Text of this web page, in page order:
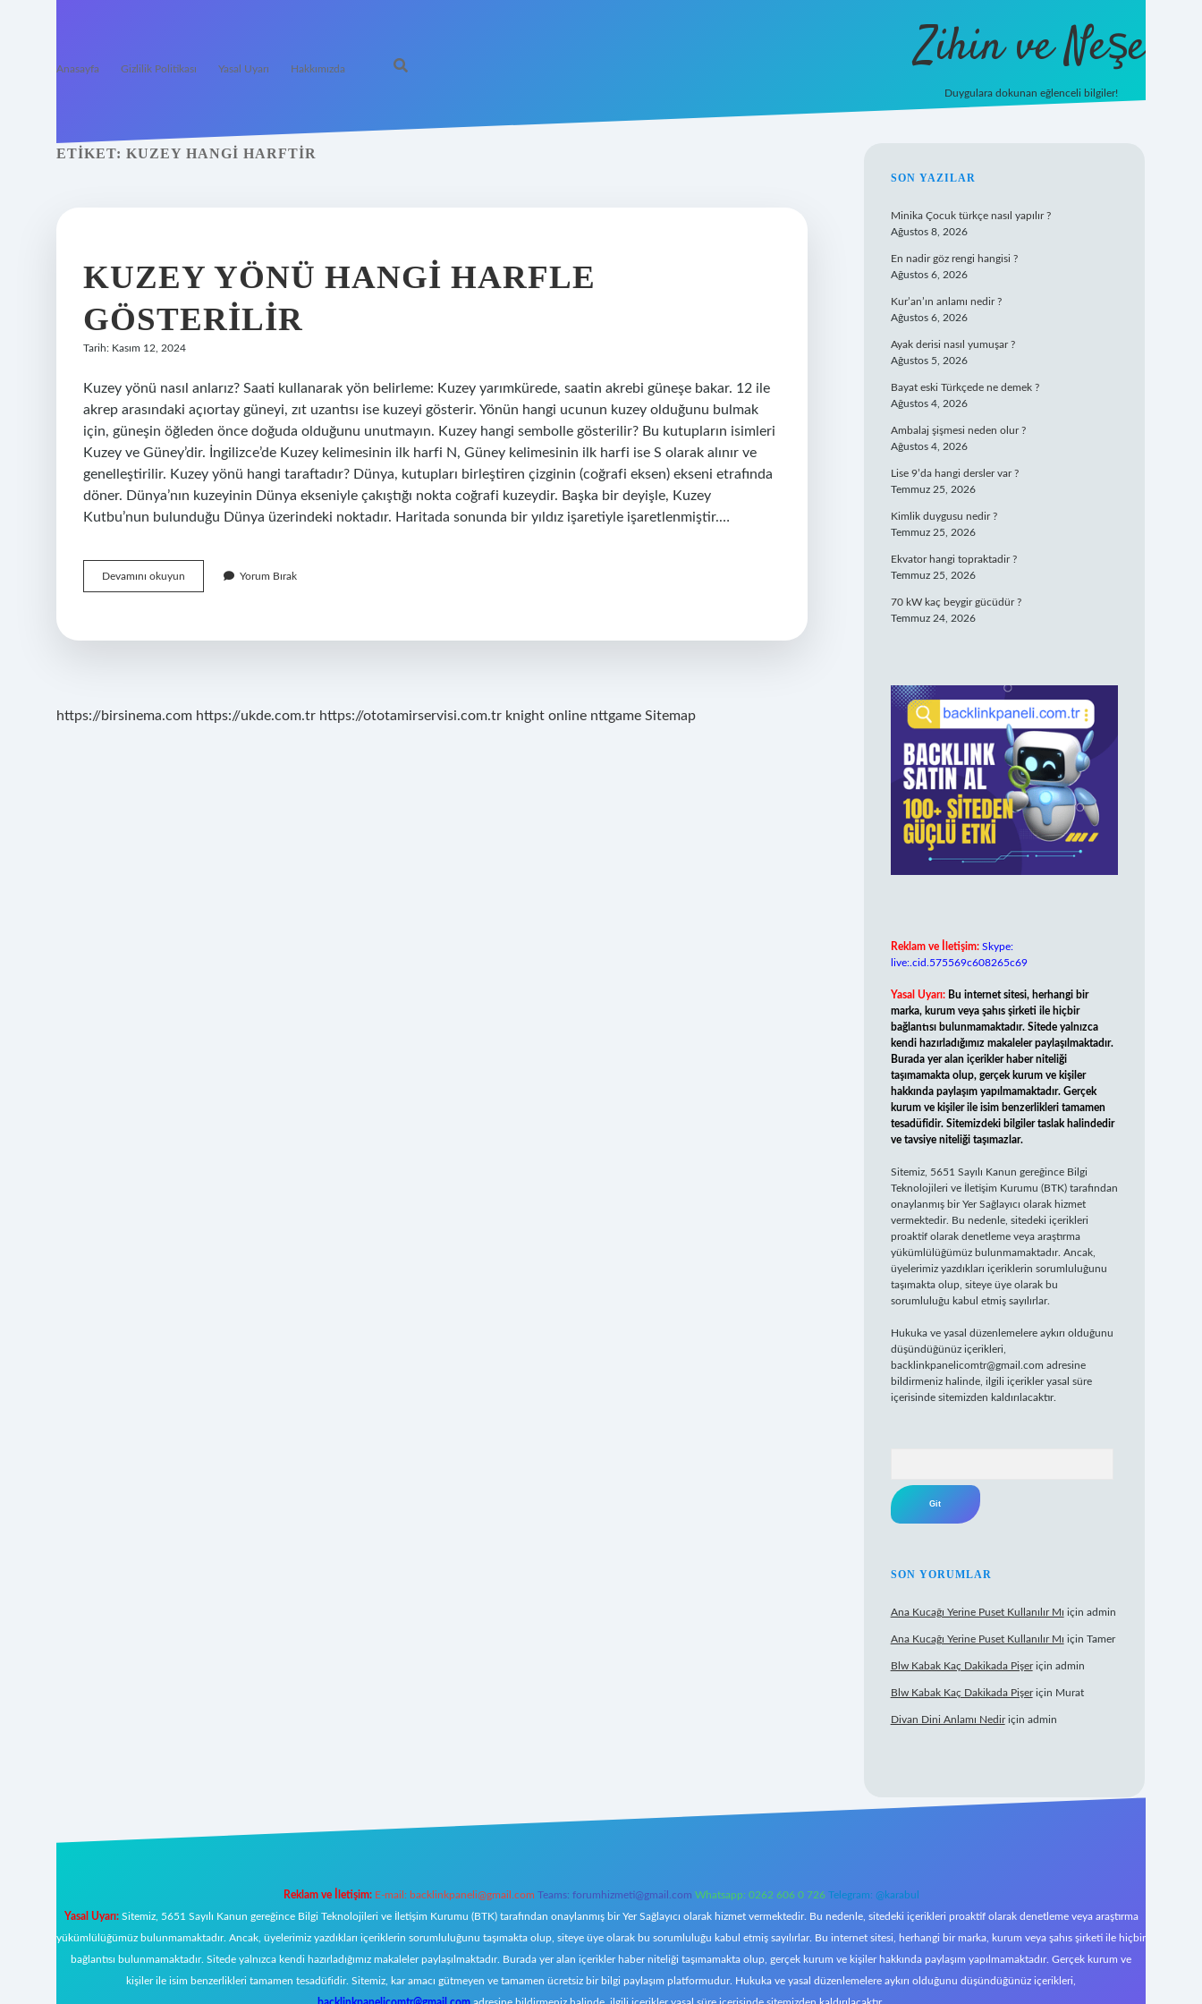
Anasayfa Gizlilik Politikası Yasal Uyarı Hakkımızda Zihin ve Neşe
Duygulara dokunan eğlenceli bilgiler!
ETIKET: KUZEY HANGI HARFTIR
KUZEY YÖNÜ HANGI HARFLE
GÖSTERILIR
Tarih: Kasım 12, 2024
Kuzey yönü nasıl anlarız? Saati kullanarak yön belirleme: Kuzey yarımkürede, saatin akrebi güneşe bakar. 12 ile
akrep arasındaki açıortay güneyi, zıt uzantısı ise kuzeyi gösterir. Yönün hangi ucunun kuzey olduğunu bulmak
için, güneşin öğleden önce doğuda olduğunu unutmayın. Kuzey hangi sembolle gösterilir? Bu kutupların isimleri
Kuzey ve Güney’dir. İngilizce’de Kuzey kelimesinin ilk harfi N, Güney kelimesinin ilk harfi ise S olarak alınır ve
genelleştirilir. Kuzey yönü hangi taraftadır? Dünya, kutupları birleştiren çizginin (coğrafi eksen) ekseni etrafında
döner. Dünya’nın kuzeyinin Dünya ekseniyle çakıştığı nokta coğrafi kuzeydir. Başka bir deyişle, Kuzey
Kutbu’nun bulunduğu Dünya üzerindeki noktadır. Haritada sonunda bir yıldız işaretiyle işaretlenmiştir.…
Devamını okuyun
Yönü
Gösterilir
Yorum Bırak
https://birsinema.com https://ukde.com.tr https://ototamirservisi.com.tr knight online nttgame Sitemap
SIDEBAR
SON YAZILAR
Minika Çocuk türkçe nasıl yapılır ?
Ağustos 8, 2026
En nadir göz rengi hangisi ?
Ağustos 6, 2026
Kur’an’ın anlamı nedir ?
Ağustos 6, 2026
Ayak derisi nasıl yumuşar ?
Ağustos 5, 2026
Bayat eski Türkçede ne demek ?
Ağustos 4, 2026
Ambalaj şişmesi neden olur ?
Ağustos 4, 2026
Lise 9’da hangi dersler var ?
Temmuz 25, 2026
Kimlik duygusu nedir ?
Temmuz 25, 2026
Ekvator hangi topraktadir ?
Temmuz 25, 2026
70 kW kaç beygir gücüdür ?
Temmuz 24, 2026
Reklam ve İletişim: Skype:
live:.cid.575569c608265c69
Yasal Uyarı: Bu internet sitesi, herhangi bir
marka, kurum veya şahıs şirketi ile hiçbir
bağlantısı bulunmamaktadır. Sitede yalnızca
kendi hazırladığımız makaleler paylaşılmaktadır.
Burada yer alan içerikler haber niteliği
taşımamakta olup, gerçek kurum ve kişiler
hakkında paylaşım yapılmamaktadır. Gerçek
kurum ve kişiler ile isim benzerlikleri tamamen
tesadüfidir. Sitemizdeki bilgiler taslak halindedir
ve tavsiye niteliği taşımazlar.
Sitemiz, 5651 Sayılı Kanun gereğince Bilgi
Teknolojileri ve İletişim Kurumu (BTK) tarafından
onaylanmış bir Yer Sağlayıcı olarak hizmet
vermektedir. Bu nedenle, sitedeki içerikleri
proaktif olarak denetleme veya araştırma
yükümlülüğümüz bulunmamaktadır. Ancak,
üyelerimiz yazdıkları içeriklerin sorumluluğunu
taşımakta olup, siteye üye olarak bu
sorumluluğu kabul etmiş sayılırlar.
Hukuka ve yasal düzenlemelere aykırı olduğunu
düşündüğünüz içerikleri,
backlinkpanelicomtr@gmail.com adresine
bildirmeniz halinde, ilgili içerikler yasal süre
içerisinde sitemizden kaldırılacaktır.
SON YORUMLAR
Ana Kucağı Yerine Puset Kullanılır Mı için admin
Ana Kucağı Yerine Puset Kullanılır Mı için Tamer
Blw Kabak Kaç Dakikada Pişeriçin admin
Blw Kabak Kaç Dakikada Pişeriçin Murat
Divan Dini Anlamı Nediriçin admin
Reklam ve İletişim: E-mail: backlinkpaneli@gmail.com Teams: forumhizmeti@gmail.com Whatsapp: 0262 606 0 726 Telegram: @karabul
Yasal Uyarı:Sitemiz, 5651 Sayılı Kanun gereğince Bilgi Teknolojileri ve İletişim Kurumu (BTK) tarafından onaylanmış bir Yer Sağlayıcı olarak hizmet vermektedir. Bu nedenle, sitedeki içerikleri proaktif olarak denetleme veya araştırma
yükümlülüğümüz bulunmamaktadır. Ancak, üyelerimiz yazdıkları içeriklerin sorumluluğunu taşımakta olup, siteye üye olarak bu sorumluluğu kabul etmiş sayılırlar. Bu internet sitesi, herhangi bir marka, kurum veya şahıs şirketi ile hiçbir
bağlantısı bulunmamaktadır. Sitede yalnızca kendi hazırladığımız makaleler paylaşılmaktadır. Burada yer alan içerikler haber niteliği taşımamakta olup, gerçek kurum ve kişiler hakkında paylaşım yapılmamaktadır. Gerçek kurum ve
kişiler ile isim benzerlikleri tamamen tesadüfidir. Sitemiz, kar amacı gütmeyen ve tamamen ücretsiz bir bilgi paylaşım platformudur. Hukuka ve yasal düzenlemelere aykırı olduğunu düşündüğünüz içerikleri,